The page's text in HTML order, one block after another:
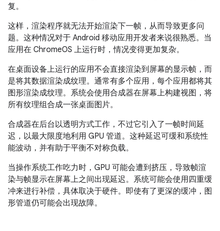
复。
这样，渲染程序就无法开始渲染下一帧，从而导致更多问
题。这种情况对于 Android 移动应用开发者来说很熟悉。当
应用在 ChromeOS 上运行时，情况变得更加复杂。
在桌面设备上运行的应用不会直接渲染到屏幕的显示帧，而
是将其数据渲染成纹理。通常有多个应用，每个应用都将其
图形渲染成纹理。系统会使用合成器在屏幕上构建视图，将
所有纹理组合成一张桌面图片。
合成器在后台以透明方式工作，不过它引入了一帧时间延
迟，以最大限度地利用 GPU 管道。这种延迟可缓和系统性
能波动，并有助于平衡不对称负载。
当操作系统工作吃力时，GPU 可能会遭到挤压，导致帧渲
染与帧显示在屏幕上之间出现延迟。系统可能会使用四重缓
冲来进行补偿，具体取决于硬件。即使有了更深的缓冲，图
形管道仍可能会出现故障。